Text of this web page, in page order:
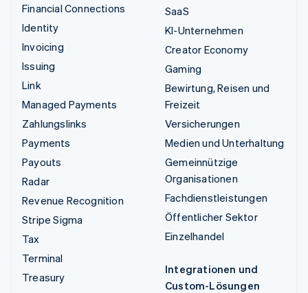
Financial Connections
Identity
Invoicing
Issuing
Link
Managed Payments
Zahlungslinks
Payments
Payouts
Radar
Revenue Recognition
Stripe Sigma
Tax
Terminal
Treasury
SaaS
KI-Unternehmen
Creator Economy
Gaming
Bewirtung, Reisen und
Freizeit
Versicherungen
Medien und Unterhaltung
Gemeinnützige
Organisationen
Fachdienstleistungen
Öffentlicher Sektor
Einzelhandel
Integrationen und
Custom-Lösungen